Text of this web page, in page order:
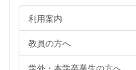
利用案内
教員の方へ